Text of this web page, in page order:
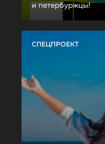
и петербуржцы!
СПЕЦПРОЕКТ